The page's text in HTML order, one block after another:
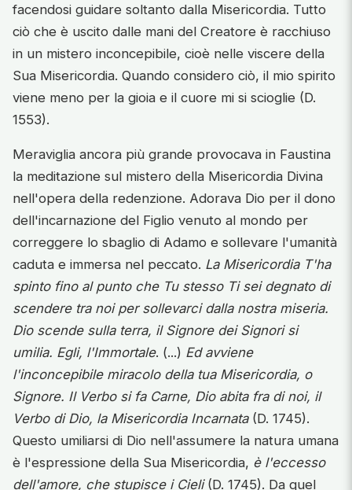
facendosi guidare soltanto dalla Misericordia. Tutto
ciò che è uscito dalle mani del Creatore è racchiuso
in un mistero inconcepibile, cioè nelle viscere della
Sua Misericordia. Quando considero ciò, il mio spirito
viene meno per la gioia e il cuore mi si scioglie (D.
1553).
Meraviglia ancora più grande provocava in Faustina
la meditazione sul mistero della Misericordia Divina
nell'opera della redenzione. Adorava Dio per il dono
dell'incarnazione del Figlio venuto al mondo per
correggere lo sbaglio di Adamo e sollevare l'umanità
caduta e immersa nel peccato. La Misericordia T'ha
spinto fino al punto che Tu stesso Ti sei degnato di
scendere tra noi per sollevarci dalla nostra miseria.
Dio scende sulla terra, il Signore dei Signori si
umilia. Egli, l'Immortale. (...) Ed avviene
l'inconcepibile miracolo della tua Misericordia, o
Signore. Il Verbo si fa Carne, Dio abita fra di noi, il
Verbo di Dio, la Misericordia Incarnata(D. 1745).
Questo umiliarsi di Dio nell'assumere la natura umana
è l'espressione della Sua Misericordia, è l'eccesso
dell'amore, che stupisce i Cieli(D. 1745). Da quel